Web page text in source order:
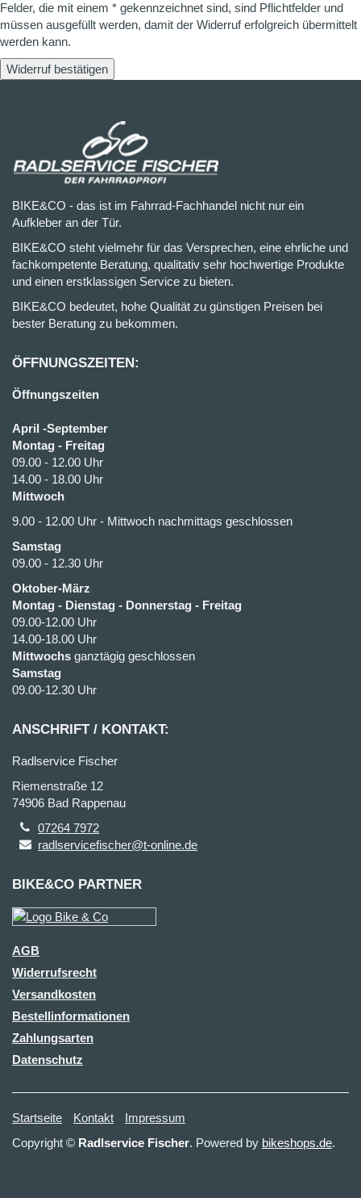
Felder, die mit einem * gekennzeichnet sind, sind Pflichtfelder und
müssen ausgefüllt werden, damit der Widerruf erfolgreich übermittelt
werden kann.
Widerruf bestätigen
BIKE&CO - das ist im Fahrrad-Fachhandel nicht nur ein
Aufkleber an der Tür.
BIKE&CO steht vielmehr für das Versprechen, eine ehrliche und
fachkompetente Beratung, qualitativ sehr hochwertige Produkte
und einen erstklassigen Service zu bieten.
BIKE&CO bedeutet, hohe Qualität zu günstigen Preisen bei
bester Beratung zu bekommen.
ÖFFNUNGSZEITEN:
Öffnungszeiten
April -September
Montag - Freitag
09.00 - 12.00 Uhr
14.00 - 18.00 Uhr
Mittwoch
9.00 - 12.00 Uhr - Mittwoch nachmittags geschlossen
Samstag
09.00 - 12.30 Uhr
Oktober-März
Montag - Dienstag - Donnerstag - Freitag
09.00-12.00 Uhr
14.00-18.00 Uhr
Mittwochs ganztägig geschlossen
Samstag
09.00-12.30 Uhr
ANSCHRIFT / KONTAKT:
Radlservice Fischer
Riemenstraße 12
74906 Bad Rappenau
07264 7972
radlservicefischer@t-online.de
BIKE&CO PARTNER
AGB
Widerrufsrecht
Versandkosten
Bestellinformationen
Zahlungsarten
Datenschutz
Startseite Kontakt
Impressum
Copyright © Radlservice Fischer. Powered by bikeshops.de.